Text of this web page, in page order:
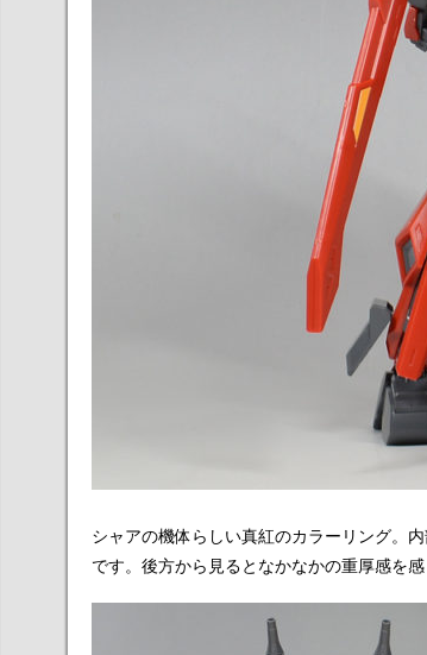
シャアの機体らしい真紅のカラーリング。
です。後方から見るとなかなかの重厚感を感